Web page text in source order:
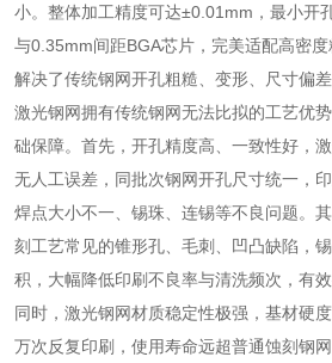
小。整体加工精度可达±0.01mm，最小开
与0.35mm间距BGA芯片，完美适配高密度
解决了传统钢网开孔粗糙、变形、尺寸偏差
激光钢网拥有传统钢网无法比拟的工艺优
础保障。首先，开孔精度高、一致性好，
无人工误差，同批次钢网开孔尺寸统一，
焊点大小不一、锡珠、连锡等不良问题。
刻工艺常见的锥形孔、毛刺、凹凸缺陷，
积，大幅降低印刷不良率与清洗频次，有效
同时，激光钢网材质稳定性极强，基材硬
万次反复印刷，使用寿命远超普通蚀刻钢